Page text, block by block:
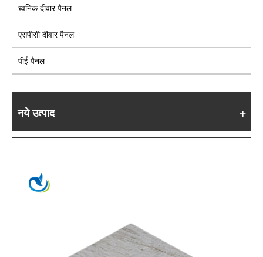
ध्वनिक दीवार पैनल
एसपीसी दीवार पैनल
पीई पैनल
नये उत्पाद